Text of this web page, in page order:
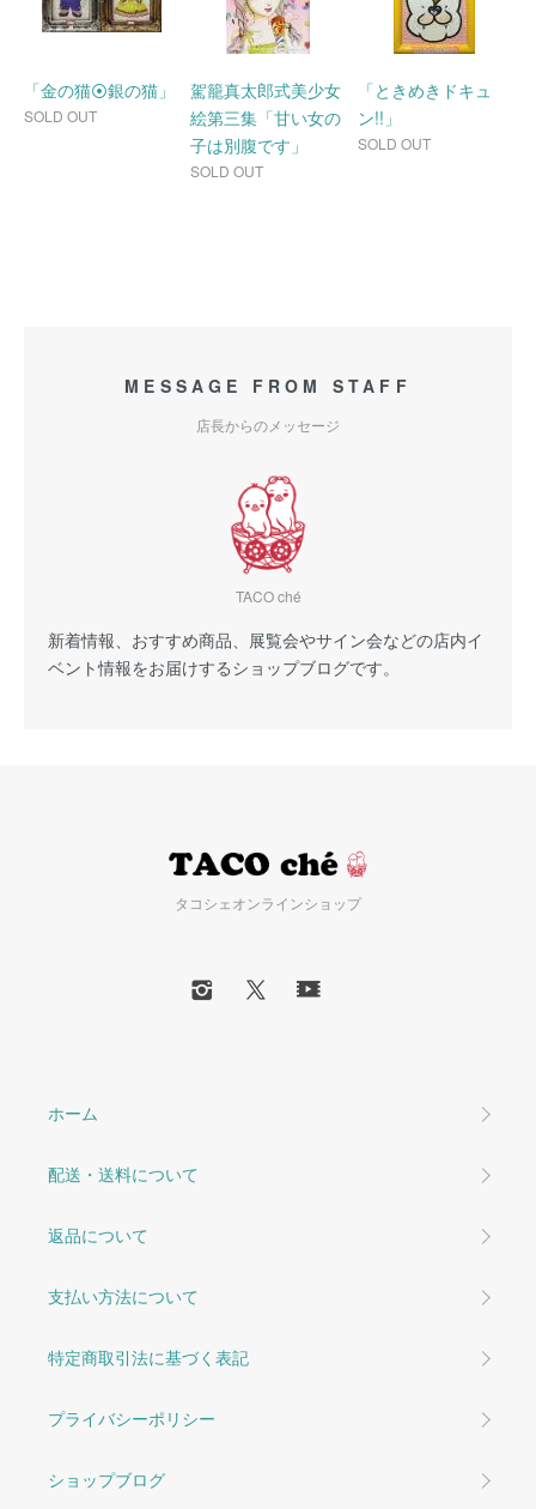
「金の猫⦿銀の猫」
SOLD OUT
駕籠真太郎式美少女
絵第三集「甘い女の
子は別腹です」
SOLD OUT
「ときめきドキュ
ン!!」
SOLD OUT
MESSAGE FROM STAFF
店長からのメッセージ
TACO ché
新着情報、おすすめ商品、展覧会やサイン会などの店内イ
ベント情報をお届けするショップブログです。
タコシェオンラインショップ
ホーム
配送・送料について
返品について
支払い方法について
特定商取引法に基づく表記
プライバシーポリシー
ショップブログ